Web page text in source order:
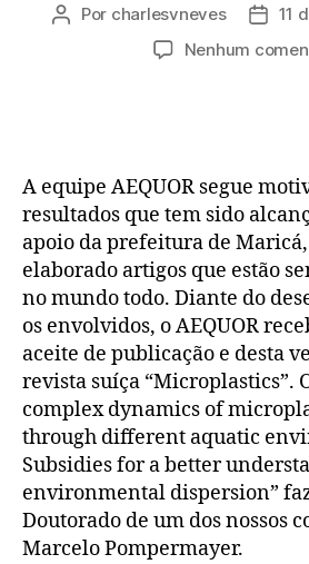
Por charlesvneves
11
Nenhum
A equipe AEQUOR segue
resultados que tem sido
apoio da prefeitura de
elaborado artigos que estão
no mundo todo. Diante do
os envolvidos, o AEQUOR
aceite de publicação e desta
revista suíça “Microplastics”.
complex dynamics of
through different aquatic
Subsidies for a better
environmental dispersion”
Doutorado de um dos nossos
Marcelo Pompermayer.